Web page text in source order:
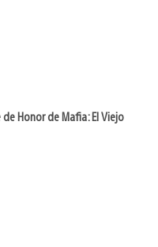
Honor de Mafia: El Viejo